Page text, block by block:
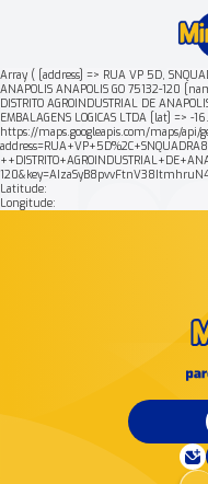
Array ( [address] => RUA VP 5D,
ANAPOLIS ANAPOLIS GO 75132-120
DISTRITO AGROINDUSTRIAL DE
EMBALAGENS LOGICAS LTDA [lat] =>
https://maps.googleapis.com/maps/api/
Latitude:
Longitude:
Mais buscados:
Nossa história